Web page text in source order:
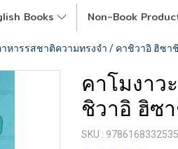
Books Non-Book
หารรสชาติความทรงจำ / คาชิวาอิ ฮิซา
คาโมงาว
ชิวาอิ ฮิซ
SKU : 9786168332535